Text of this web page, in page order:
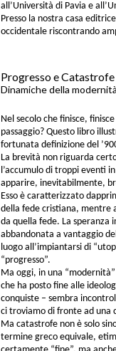
all’Università di Pavia e
Presso la nostra casa
occidentale riscontrando
Progresso e Catastrofe
Dinamiche della modernità
Nel secolo che finisce,
passaggio? Questo libro
fortunata definizione del
La brevità non riguarda
l’accumulo di troppi eventi
apparire, inevitabilmente,
Esso è caratterizzato
della fede cristiana, mentre
da quella fede. La speranza
abbandonata a vantaggio
luogo all’impiantarsi di
“progresso”.
Ma oggi, in una
che ha posto fine alle
conquiste – sembra
ci troviamo di fronte ad una
Ma catastrofe non è solo
termine greco equivale,